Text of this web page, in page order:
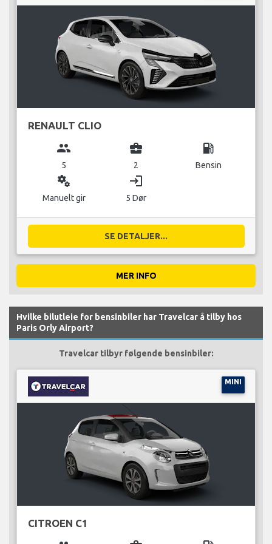
RENAULT CLIO
group
5
business_center
2
local_gas_station
Bensin
miscellaneous_services
Manuelt gir
login
5 Dør
SE DETALJER...
MER INFO
Hvilke bilutleie for bensinbiler har Travelcar å tilby hos
Paris Orly Airport?
Travelcar tilbyr følgende bensinbiler:
MINI
CITROEN C1